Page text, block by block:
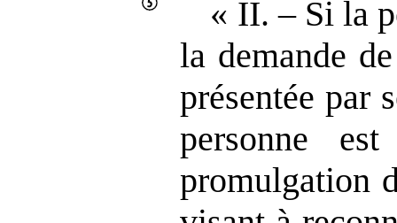
« II. – Si la
la demande
présentée par
personne